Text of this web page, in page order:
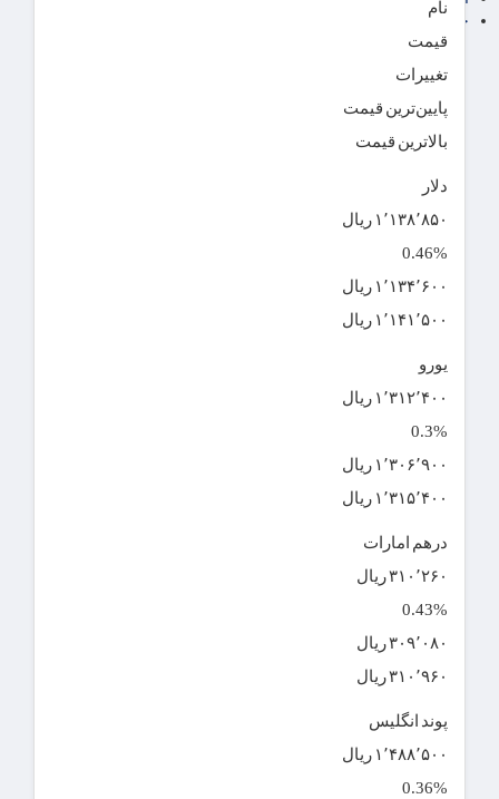
خرید انواع دیزل ژنراتور
نام
قیمت
تغییرات
پایین‌ترین قیمت
بالاترین قیمت
دلار
۱٬۱۳۸٬۸۵۰ ریال
0.46%
۱٬۱۳۴٬۶۰۰ ریال
۱٬۱۴۱٬۵۰۰ ریال
یورو
۱٬۳۱۲٬۴۰۰ ریال
0.3%
۱٬۳۰۶٬۹۰۰ ریال
۱٬۳۱۵٬۴۰۰ ریال
درهم امارات
۳۱۰٬۲۶۰ ریال
0.43%
۳۰۹٬۰۸۰ ریال
۳۱۰٬۹۶۰ ریال
پوند انگلیس
۱٬۴۸۸٬۵۰۰ ریال
0.36%